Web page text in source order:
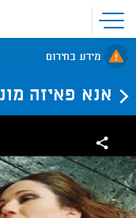
פתיחת
תפריט
אתר
מידע בחירום
אנא פאיזה